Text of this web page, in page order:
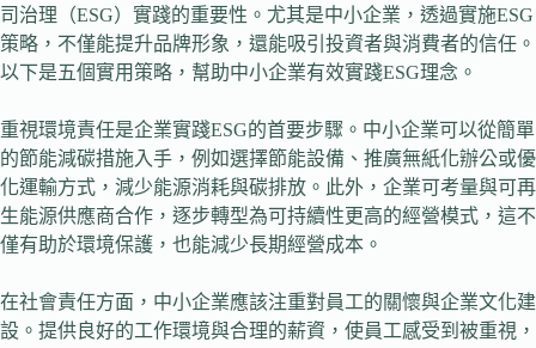
司治理（ESG）實踐的重要性。尤其是中小企業，透過實施ESG
策略，不僅能提升品牌形象，還能吸引投資者與消費者的信任。
以下是五個實用策略，幫助中小企業有效實踐ESG理念。
重視環境責任是企業實踐ESG的首要步驟。中小企業可以從簡單
的節能減碳措施入手，例如選擇節能設備、推廣無紙化辦公或優
化運輸方式，減少能源消耗與碳排放。此外，企業可考量與可再
生能源供應商合作，逐步轉型為可持續性更高的經營模式，這不
僅有助於環境保護，也能減少長期經營成本。
在社會責任方面，中小企業應該注重對員工的關懷與企業文化建
設。提供良好的工作環境與合理的薪資，使員工感受到被重視，